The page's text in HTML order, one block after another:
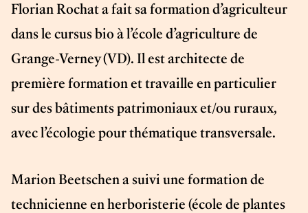
Florian Rochat a fait sa formation d’agriculteur
dans le cursus bio à l’école d’agriculture de
Grange-Verney (VD). Il est architecte de
première formation et travaille en particulier
sur des bâtiments patrimoniaux et/ou ruraux,
avec l’écologie pour thématique transversale.
Marion Beetschen a suivi une formation de
technicienne en herboristerie (école de plantes